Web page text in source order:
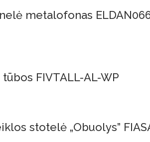
metalofonas
FIVTALL-AL-WP
stotelė „Obuolys”